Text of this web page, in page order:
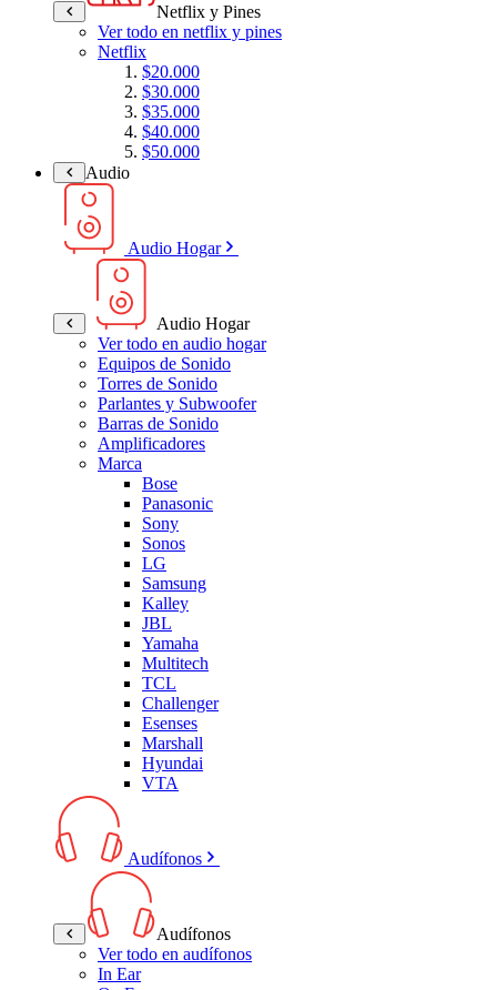
Netflix y Pines
Ver todo en netflix y pines
Netflix
$20.000
$30.000
$35.000
$40.000
$50.000
Audio
Audio Hogar
Audio Hogar
Ver todo en audio hogar
Equipos de Sonido
Torres de Sonido
Parlantes y Subwoofer
Barras de Sonido
Amplificadores
Marca
Bose
Panasonic
Sony
Sonos
LG
Samsung
Kalley
JBL
Yamaha
Multitech
TCL
Challenger
Esenses
Marshall
Hyundai
VTA
Audífonos
Audífonos
Ver todo en audífonos
In Ear